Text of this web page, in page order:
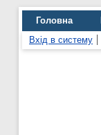
Головна
Вхід в систему